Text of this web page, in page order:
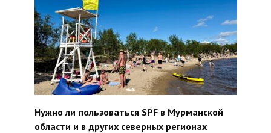
Нужно ли пользоваться SPF в Мурманской
области и в других северных регионах